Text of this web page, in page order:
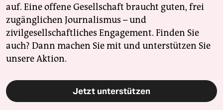
auf. Eine offene Gesellschaft braucht guten, frei
zugänglichen Journalismus – und
zivilgesellschaftliches Engagement. Finden Sie
auch? Dann machen Sie mit und unterstützen Sie
unsere Aktion.
Jetzt unterstützen